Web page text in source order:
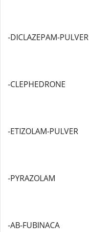
-DICLAZEPAM-PULVER
-CLEPHEDRONE
-ETIZOLAM-PULVER
-PYRAZOLAM
-AB-FUBINACA